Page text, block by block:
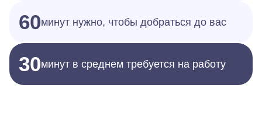
60минут нужно, чтобы добраться до вас
30минут в среднем требуется на работу